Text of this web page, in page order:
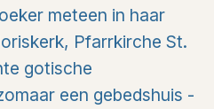
meteen in haar
Pfarrkirche St.
gotische
een gebedshuis -